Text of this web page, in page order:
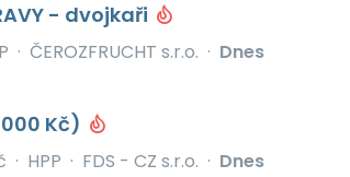
- dvojkaři
· ČEROZFRUCHT s.r.o. · Dnes
Kč)
· HPP · FDS - CZ s.r.o. · Dnes